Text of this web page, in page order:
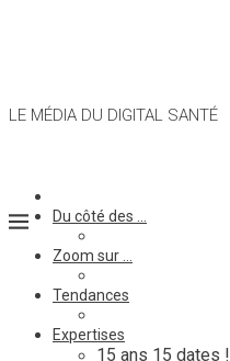
LE MÉDIA DU DIGITAL SANTÉ
Du côté des …
Zoom sur …
Tendances
Expertises
15 ans 15 dates !